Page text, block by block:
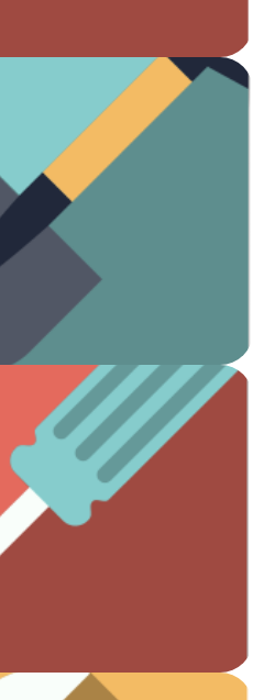
arreglar el jardín!
artículos
que necesitas.
artículos